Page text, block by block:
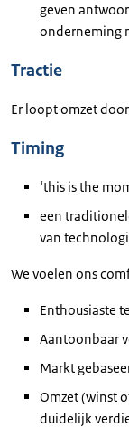
geven
onderneming
Tractie
Er loopt omzet
Timing
‘this is the
een
van
We voelen ons
Enthousiaste
Aantoonbaar
Markt
Omzet (winst
duidelijk